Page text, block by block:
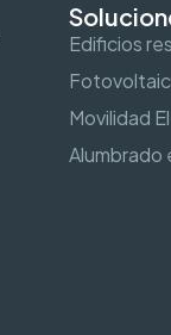
Edificios
Movilidad
Alumbrado